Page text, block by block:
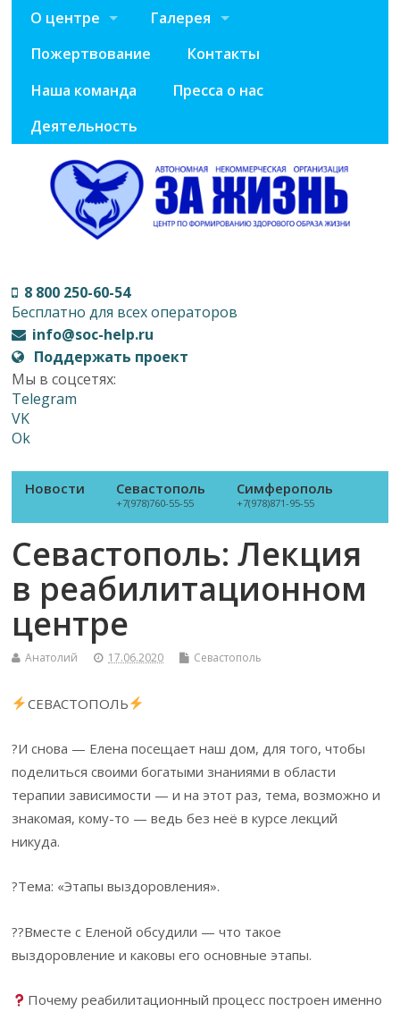
О центре
Галерея
Пожертвование
Контакты
Наша команда
Пресса о нас
Деятельность
8 800 250-60-54
Бесплатно для всех операторов
info@soc-help.ru
Поддержать проект
Мы в соцсетях:
Telegram
VK
Ok
Новости Севастополь
+7(978)760-55-55
Симферополь
+7(978)871-95-55
Севастополь: Лекция
в реабилитационном
центре
Анатолий 17.06.2020 Севастополь
СЕВАСТОПОЛЬ
?И снова — Елена посещает наш дом, для того, чтобы
поделиться своими богатыми знаниями в области
терапии зависимости — и на этот раз, тема, возможно и
знакомая, кому-то — ведь без неё в курсе лекций
никуда.
?Тема: «Этапы выздоровления».
??Вместе с Еленой обсудили — что такое
выздоровление и каковы его основные этапы.
Почему реабилитационный процесс построен именно